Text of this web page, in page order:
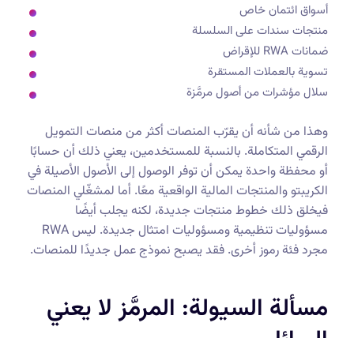
أسواق ائتمان خاص
منتجات سندات على السلسلة
ضمانات RWA للإقراض
تسوية بالعملات المستقرة
سلال مؤشرات من أصول مرمَّزة
وهذا من شأنه أن يقرّب المنصات أكثر من منصات التمويل
الرقمي المتكاملة. بالنسبة للمستخدمين، يعني ذلك أن حسابًا
أو محفظة واحدة يمكن أن توفر الوصول إلى الأصول الأصيلة في
الكريبتو والمنتجات المالية الواقعية معًا. أما لمشغّلي المنصات
فيخلق ذلك خطوط منتجات جديدة، لكنه يجلب أيضًا
مسؤوليات تنظيمية ومسؤوليات امتثال جديدة. ليس RWA
مجرد فئة رموز أخرى. فقد يصبح نموذج عمل جديدًا للمنصات.
مسألة السيولة: المرمَّز لا يعني